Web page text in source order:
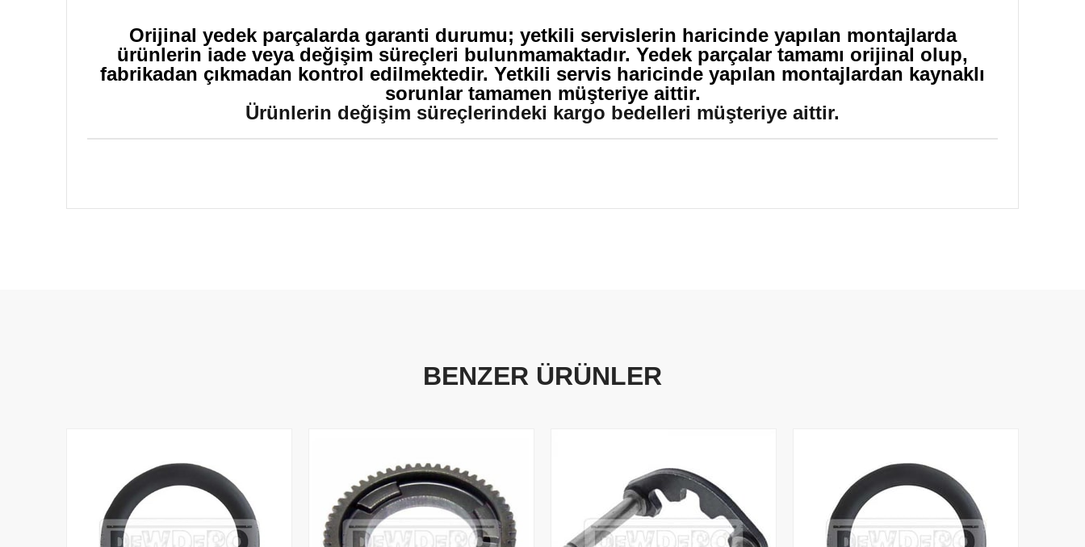
Orijinal yedek parçalarda garanti durumu; yetkili servislerin haricinde yapılan montajlarda
ürünlerin iade veya değişim süreçleri bulunmamaktadır. Yedek parçalar tamamı orijinal olup,
fabrikadan çıkmadan kontrol edilmektedir. Yetkili servis haricinde yapılan montajlardan kaynaklı
sorunlar tamamen müşteriye aittir.
Ürünlerin değişim süreçlerindeki kargo bedelleri müşteriye aittir.
BENZER ÜRÜNLER